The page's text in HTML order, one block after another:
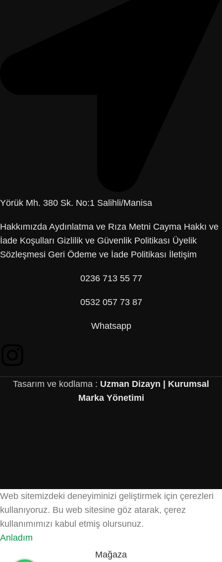
Yörük Mh. 380 Sk. No:1 Salihli/Manisa
Hakkımızda Aydınlatma ve Rıza Metni Cayma Hakkı ve
İade Koşulları Gizlilik ve Güvenlik Politikası Üyelik
Sözleşmesi Geri Ödeme ve İade Politikası İletişim
0236 713 55 77
0532 057 73 87
Whatsapp
Tasarım ve kodlama : Uzman Dizayn | Kurumsal
Marka Yönetimi
Web sitemizdeki deneyiminizi geliştirmek için çerezleri
kullanıyoruz. Bu web sitesine göz atarak, çerez
kullanımımızı kabul etmiş olursunuz.
Anladım
Mağaza